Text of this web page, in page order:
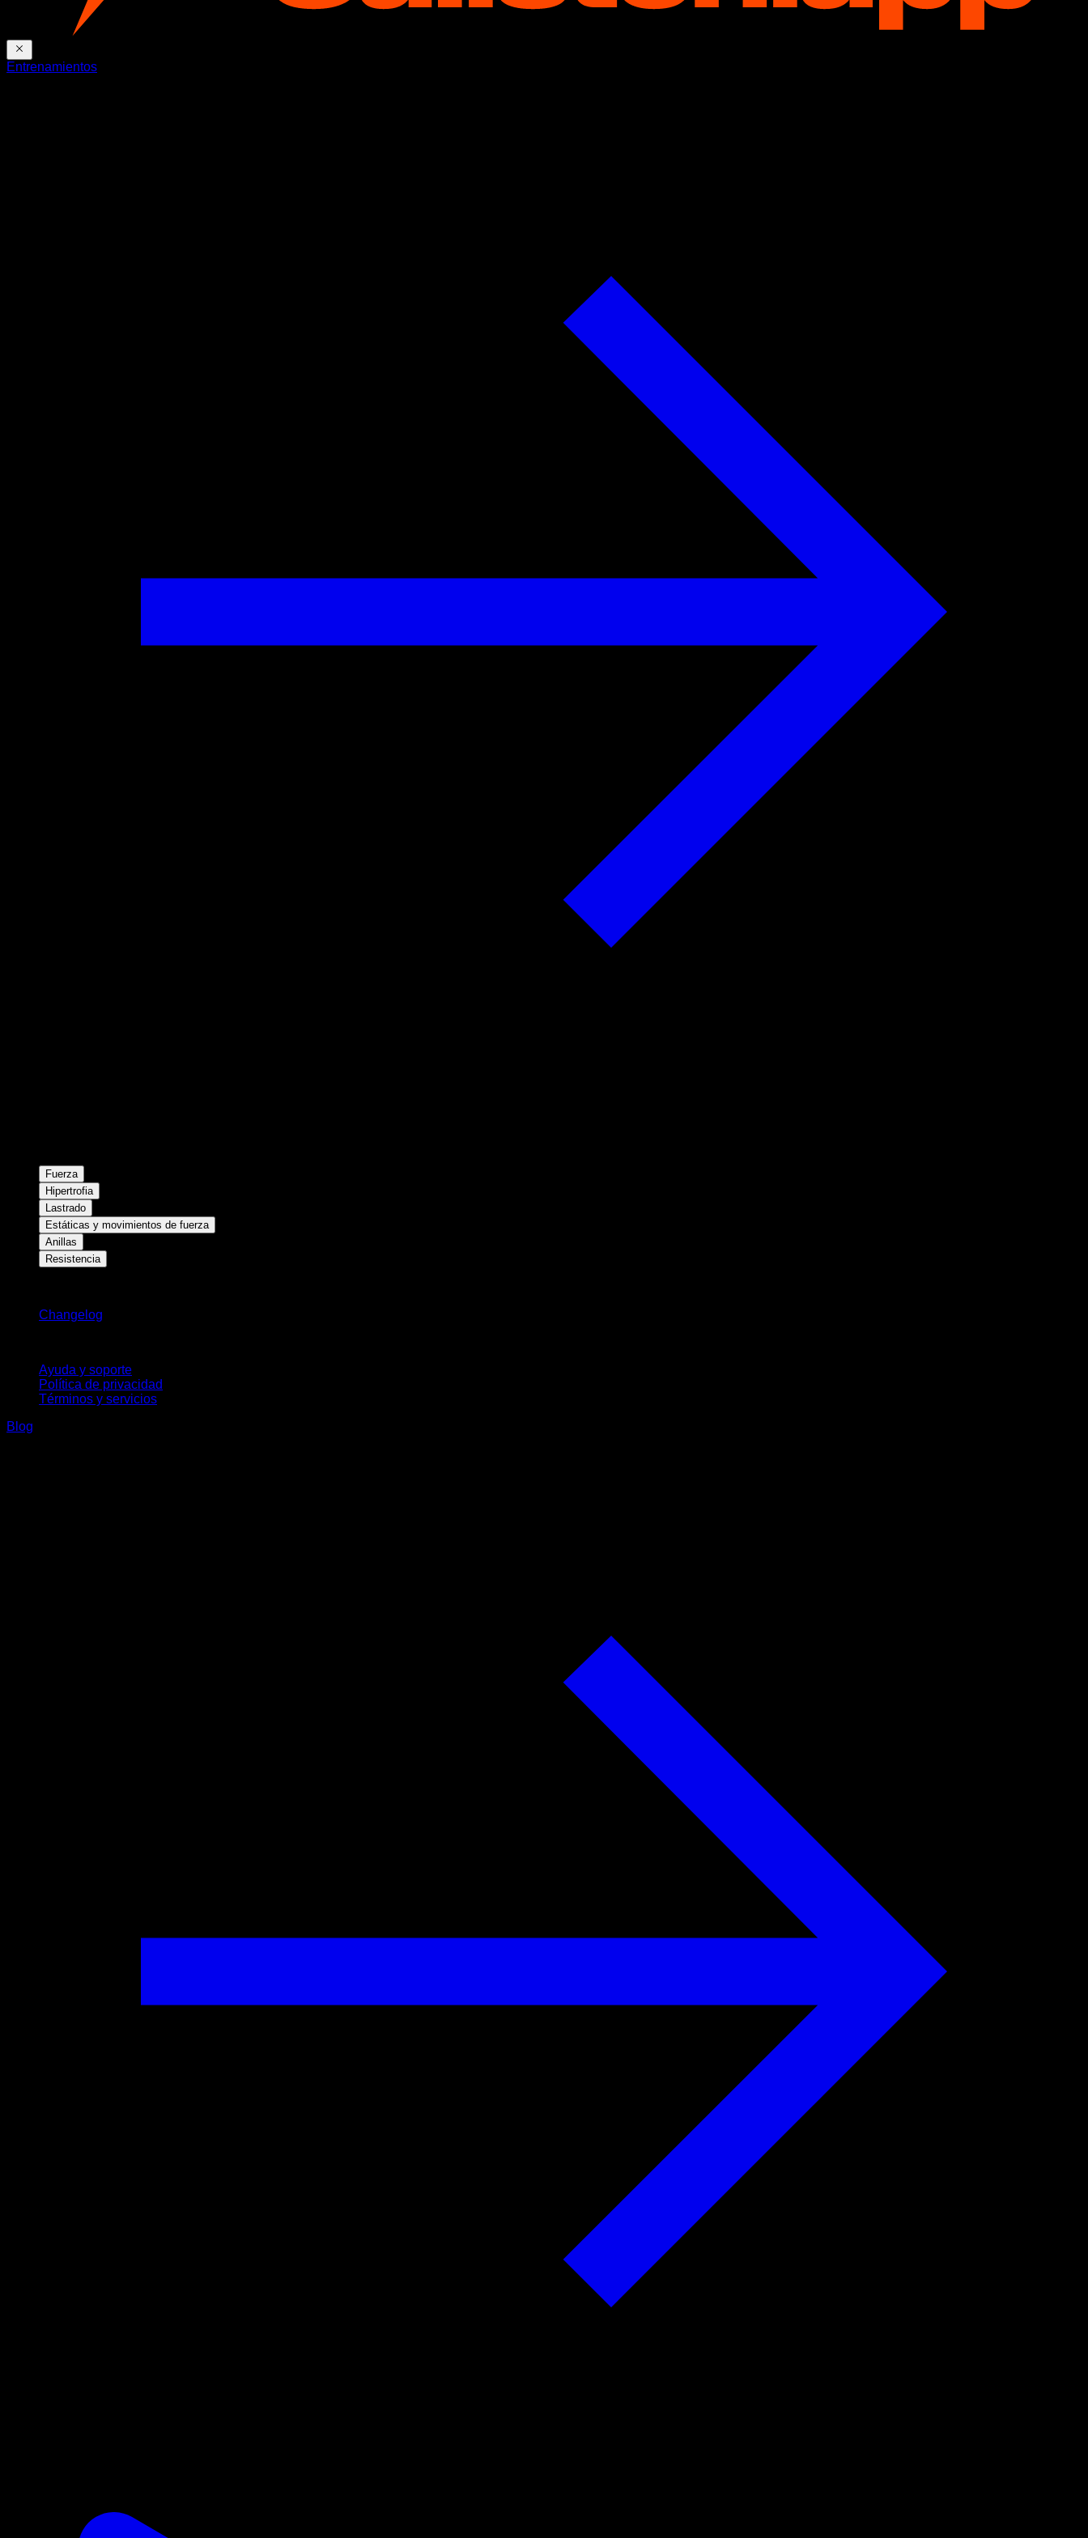
Entrenamientos
Fuerza
Hipertrofia
Lastrado
Estáticas y movimientos de fuerza
Anillas
Resistencia
Changelog
Ayuda y soporte
Política de privacidad
Términos y servicios
Blog